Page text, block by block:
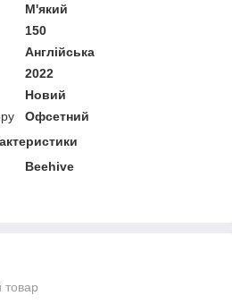
М'який
150
Англійська
2022
Новий
Офсетний
Beehive
товар